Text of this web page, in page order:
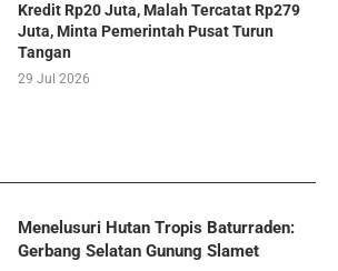
Kredit Rp20 Juta, Malah Tercatat Rp279
Juta, Minta Pemerintah Pusat Turun
Tangan
29 Jul 2026
Menelusuri Hutan Tropis Baturraden:
Gerbang Selatan Gunung Slamet